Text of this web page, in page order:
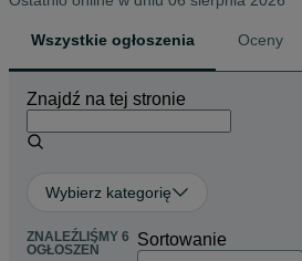
Wszystkie ogłoszenia Oceny
Znajdź na tej stronie
Wybierz kategorię
ZNALEŹLIŚMY 6
OGŁOSZEŃ
Sortowanie